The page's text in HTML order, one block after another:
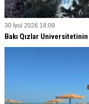
30 İyul 2026 18:09
Bakı Qızlar Universitetinin